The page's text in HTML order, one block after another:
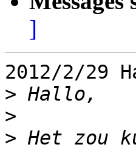
]
2012/2/29
>
>
> Het zou